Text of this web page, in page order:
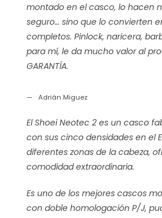
montado en el casco, lo hacen
seguro… sino que lo convierten
completos. Pinlock, naricera,
para mí, le da mucho valor al
GARANTÍA.
Adrián Miguez
El Shoei Neotec 2 es un casco
con sus cinco densidades en el
diferentes zonas de la cabeza,
comodidad extraordinaria.
Es uno de los mejores cascos
con doble homologación P/J,